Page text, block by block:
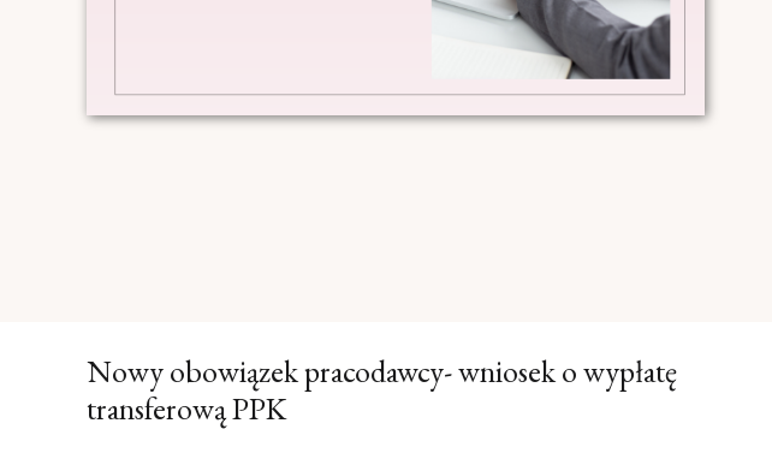
Nowy obowiązek pracodawcy- wniosek o wypłatę
transferową PPK